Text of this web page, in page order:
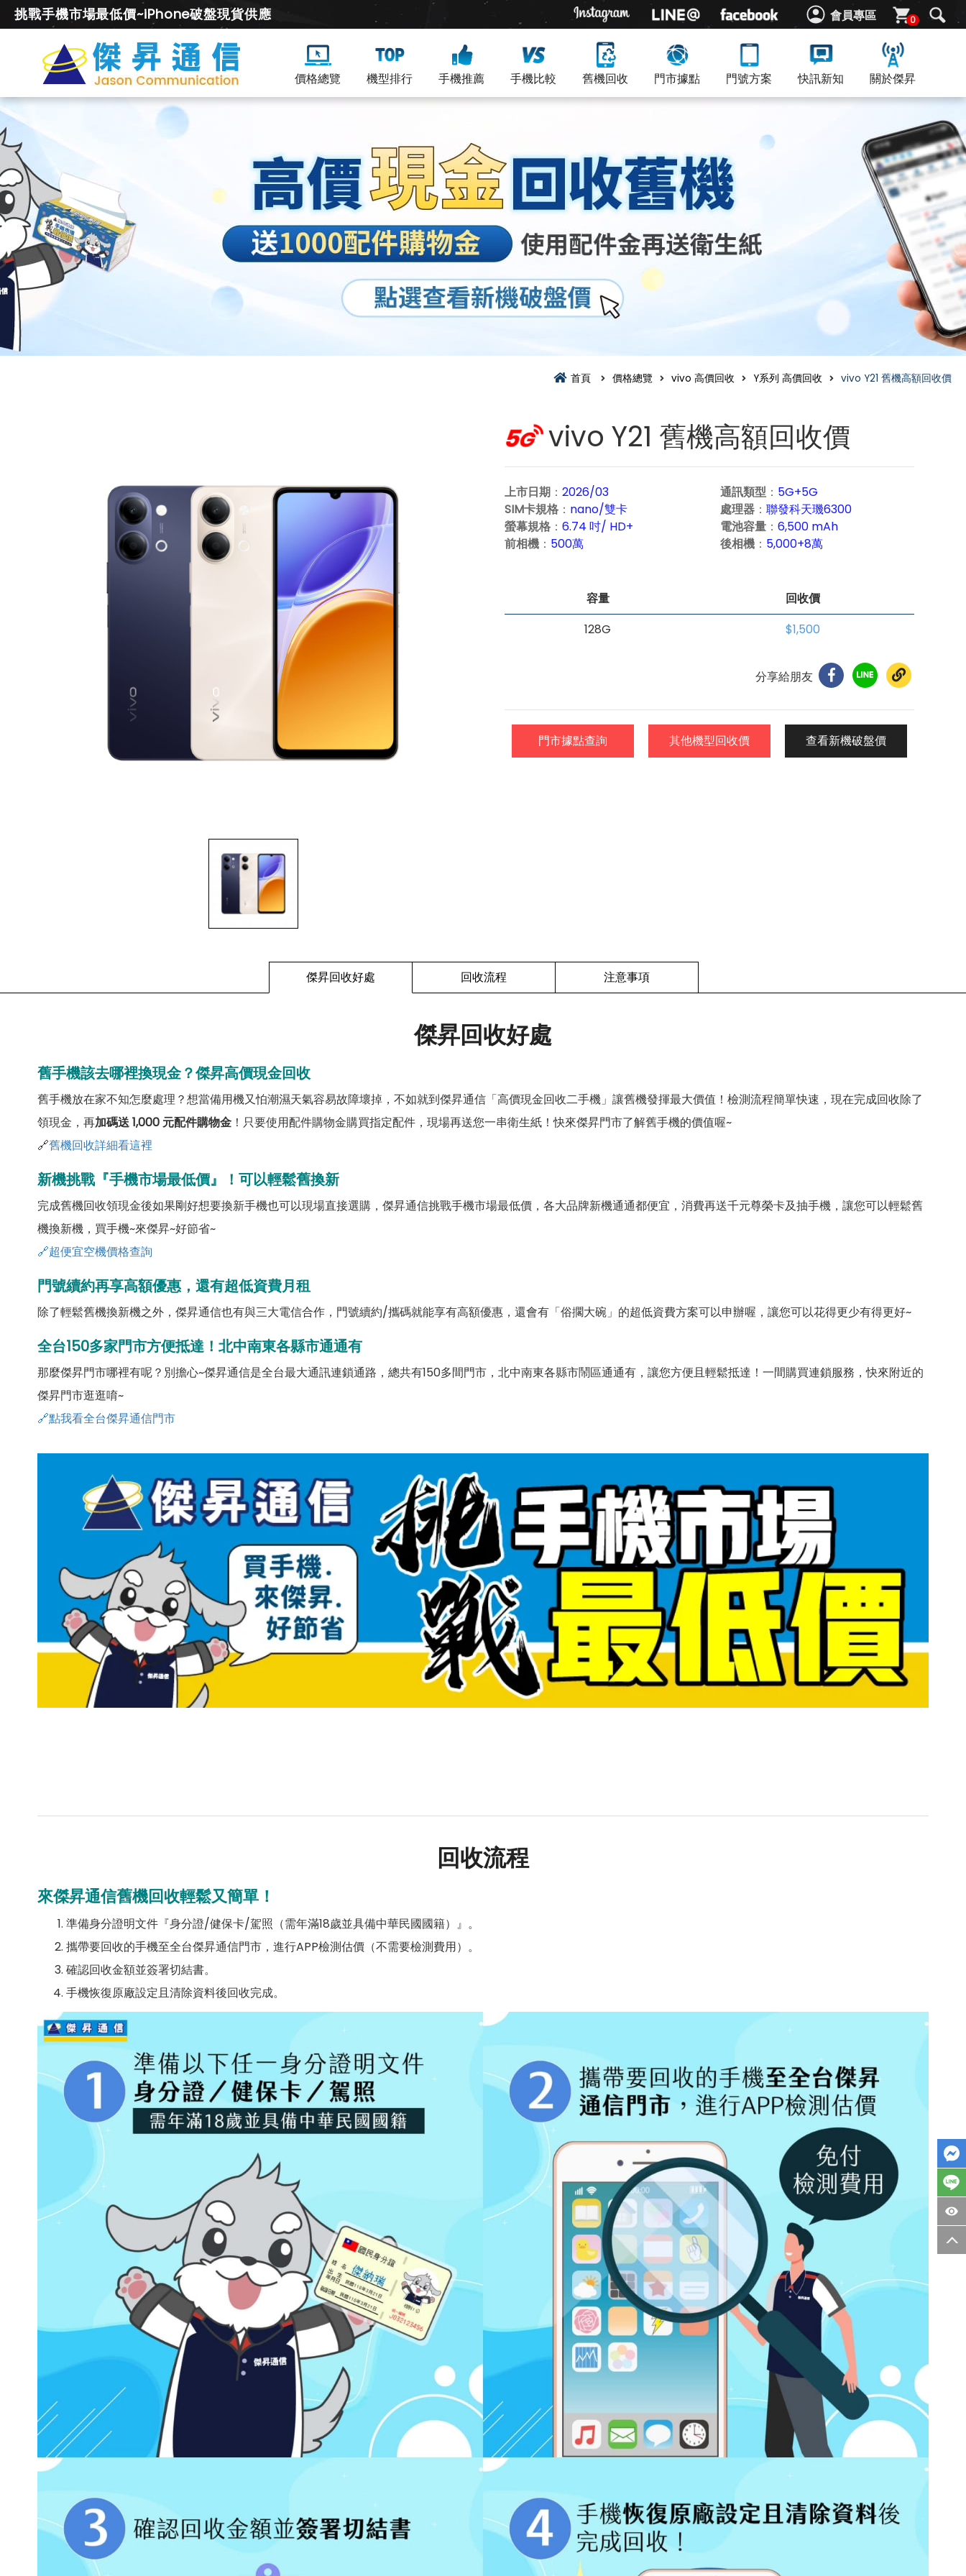
會員專區 0
挑戰手機市場最低價~iPhone破盤現貨供應
價格總覽 機型排行 手機推薦 手機比較 舊機回收 門市據點 門號方案 快訊新知 關於傑昇
首頁 價格總覽 vivo 高價回收 Y系列 高價回收 vivo Y21 舊機高額回收價
vivo Y21 舊機高額回收價
上市日期 ： 2026/03 通訊類型 ： 5G+5G
SIM卡規格 ： nano/雙卡 處理器 ： 聯發科天璣6300
螢幕規格 ： 6.74 吋/ HD+ 電池容量 ： 6,500 mAh
前相機 ： 500萬 後相機 ： 5,000+8萬
容量
回收價
128G
$1,500
分享給朋友
門市據點查詢 其他機型回收價 查看新機破盤價
傑昇回收好處 回收流程 注意事項
傑昇回收好處
舊手機該去哪裡換現金？傑昇高價現金回收
舊手機放在家不知怎麼處理？想當備用機又怕潮濕天氣容易故障壞掉，不如就到傑昇通信「高價現金回收二手機」讓舊機發揮最大價值！檢測流程簡單快速，現在完成回收除了
領現金，再加碼送 1,000 元配件購物金 ！只要使用配件購物金購買指定配件，現場再送您一串衛生紙！快來傑昇門市了解舊手機的價值喔~
🔗舊機回收詳細看這裡
新機挑戰『手機市場最低價』！可以輕鬆舊換新
完成舊機回收領現金後如果剛好想要換新手機也可以現場直接選購，傑昇通信挑戰手機市場最低價，各大品牌新機通通都便宜，消費再送千元尊榮卡及抽手機，讓您可以輕鬆舊
機換新機，買手機~來傑昇~好節省~
🔗超便宜空機價格查詢
門號續約再享高額優惠，還有超低資費月租
除了輕鬆舊機換新機之外，傑昇通信也有與三大電信合作，門號續約/攜碼就能享有高額優惠，還會有「俗擱大碗」的超低資費方案可以申辦喔，讓您可以花得更少有得更好~
全台150多家門市方便抵達！北中南東各縣市通通有
那麼傑昇門市哪裡有呢？別擔心~傑昇通信是全台最大通訊連鎖通路，總共有150多間門市，北中南東各縣市鬧區通通有，讓您方便且輕鬆抵達！一間購買連鎖服務，快來附近的
傑昇門市逛逛唷~
🔗點我看全台傑昇通信門市
回收流程
來傑昇通信舊機回收輕鬆又簡單！
準備身分證明文件『身分證/健保卡/駕照（需年滿18歲並具備中華民國國籍）』。
攜帶要回收的手機至全台傑昇通信門市，進行APP檢測估價（不需要檢測費用）。
確認回收金額並簽署切結書。
手機恢復原廠設定且清除資料後回收完成。